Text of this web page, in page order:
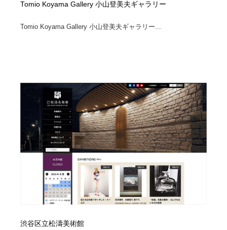
Tomio Koyama Gallery 小山登美夫ギャラリー
Tomio Koyama Gallery 小山登美夫ギャラリー...
渋谷区立松濤美術館